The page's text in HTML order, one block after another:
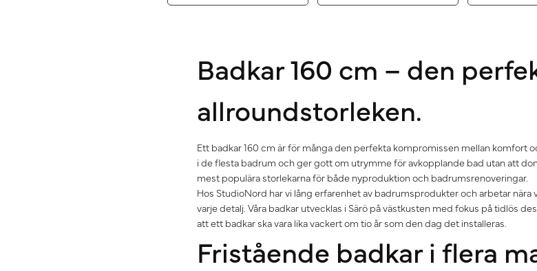
Badkar 160 cm – den
allroundstorleken.
Ett badkar 160 cm är för många den perfekta kompromissen mellan komfort
i de flesta badrum och ger gott om utrymme för avkopplande bad utan att
mest populära storlekarna för både nyproduktion och badrumsrenoveringar.
Hos StudioNord har vi lång erfarenhet av badrumsprodukter och arbetar nära
varje detalj. Våra badkar utvecklas i Särö på västkusten med fokus på tidlös
att ett badkar ska vara lika vackert om tio år som den dag det installeras.
Fristående badkar i flera